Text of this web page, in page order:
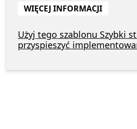
WIĘCEJ INFORMACJI
Użyj tego szablonu Szybki
przyspieszyć